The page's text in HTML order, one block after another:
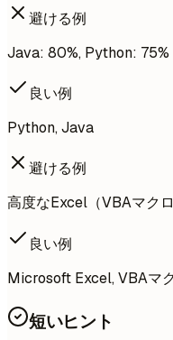
避ける例
Java: 80%, Python: 75%
良い例
Python, Java
避ける例
高度なExcel（VBAマク
良い例
Microsoft Excel, VBAマ
短いヒント